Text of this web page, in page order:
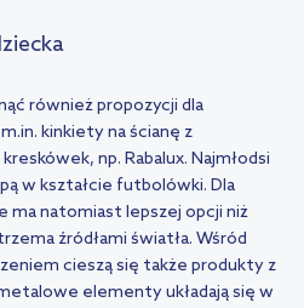
również propozycji dla
kinkiety na ścianę z
np. Rabalux. Najmłodsi
w kształcie futbolówki. Dla
ma natomiast lepszej opcji niż
źródłami światła. Wśród
cieszą się także produkty z
elementy układają się w